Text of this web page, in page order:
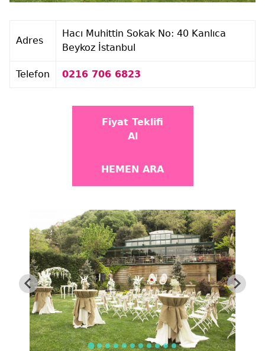
Adres
Hacı Muhittin Sokak No: 40 Kanlıca
Beykoz İstanbul
Telefon 0216 706 6823
Fiyat Teklifi
Al
HEMEN ARA